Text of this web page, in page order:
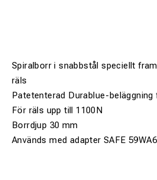
Spiralborr i snabbstål speciellt
räls
Patetenterad Durablue-beläggning
För räls upp till 1100N
Borrdjup 30 mm
Används med adapter SAFE